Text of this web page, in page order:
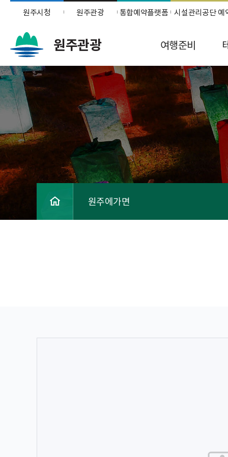
원주시청 원주관광 통합예약플랫폼 시설관리공단 예
원주관광 여행준비
원주에가면